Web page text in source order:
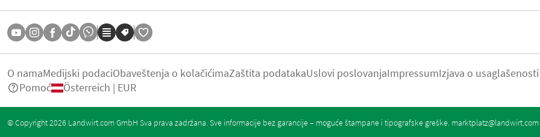
O namaMedijski podaciObaveštenja o kolačićimaZaštita podatakaUslovi poslovanjaImpressumIzjava o usaglašenosti
Pomoć
Österreich | EUR
© Copyright 2026 Landwirt.com GmbH Sva prava zadržana. Sve informacije bez garancije – moguće štampane i tipografske greške. marktplatz@landwirt.com